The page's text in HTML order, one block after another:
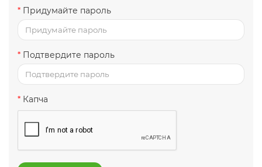
Придумайте пароль
Подтвердите пароль
Капча